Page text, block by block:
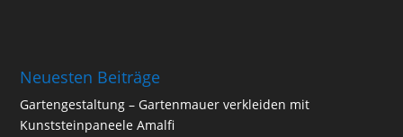
Neuesten Beiträge
Gartengestaltung – Gartenmauer verkleiden mit
Kunststeinpaneele Amalfi